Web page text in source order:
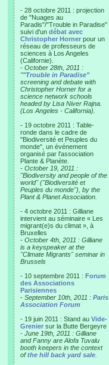
- 28 octobre 2011 : projection
de "Nuages au
Paradis"/"Trouble in Paradise"
suivi d'un débat avec
Christopher Horner pour un
réseau de professeurs de
sciences à Los Angeles
(Californie).
- October 28th, 2011 :
""Trouble in Paradise"
screening and debate with
Christopher Horner for a
science network schools
headed by Lisa Niver Rajna.
(Los Angeles - California).
- 19 octobre 2011 : Table-
ronde dans le cadre de
"Biodiversité et Peuples du
monde", un événement
organisé par l'association
Plante & Planète.
- October 19, 2011 :
"Biodiversity and people of the
world" ("Biodiversité et
Peuples du monde"), by the
Plant & Planet Association.
- 4 octobre 2011 : Gilliane
intervient au séminaire « Les
migrant(e)s du climat », à
Bruxelles
- October 4th, 2011 : Gilliane
is a keyspeaker at the
"Climate Migrants" seminar in
Brussels
- 10 septembre 2011 : Forum
des Associations
Parisiennes
- September 10th, 2011 : Paris
Association Forum
- 19 juin 2011 : Stand au Vide-
Grenier sur la Butte Bergeyre
- June 19th, 2011 : Gilliane
and Fanny are Alofa Tuvalu
booth keepers in the context
ofthe hill back yard sale